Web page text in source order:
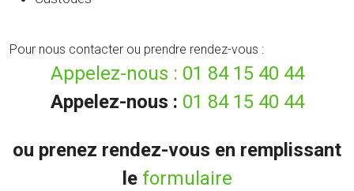
Pour nous contacter ou prendre rendez-vous :
Appelez-nous : 01 84 15 40 44
Appelez-nous : 01 84 15 40 44
ou prenez rendez-vous en remplissant
le formulaire